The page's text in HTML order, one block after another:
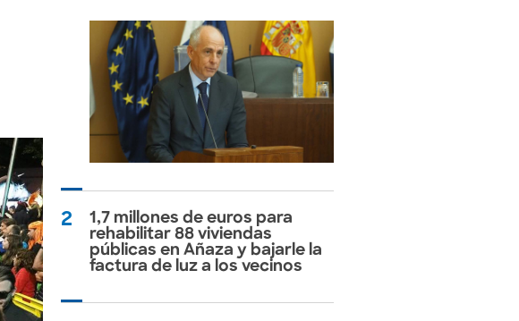
2
1,7 millones de euros para
rehabilitar 88 viviendas
públicas en Añaza y bajarle la
factura de luz a los vecinos